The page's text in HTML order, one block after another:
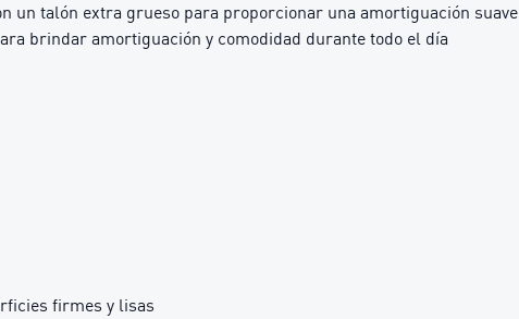
un talón extra grueso para proporcionar una amortiguación suave
brindar amortiguación y comodidad durante todo el día
firmes y lisas